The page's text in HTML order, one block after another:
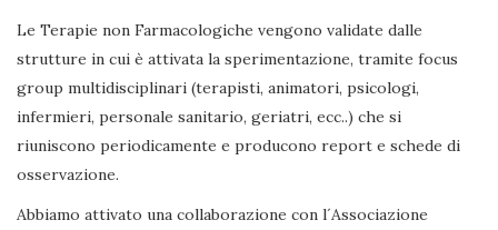
Le Terapie non Farmacologiche vengono validate dalle
strutture in cui è attivata la sperimentazione, tramite focus
group multidisciplinari (terapisti, animatori, psicologi,
infermieri, personale sanitario, geriatri, ecc..) che si
riuniscono periodicamente e producono report e schede di
osservazione.
Abbiamo attivato una collaborazione con l´Associazione